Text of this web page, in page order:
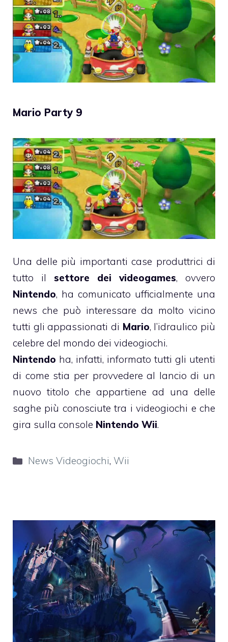
Mario Party 9
Una delle più importanti case produttrici di
tutto il settore dei videogames, ovvero
Nintendo, ha comunicato ufficialmente una
news che può interessare da molto vicino
tutti gli appassionati di Mario, l’idraulico più
celebre del mondo dei videogiochi.
Nintendo ha, infatti, informato tutti gli utenti
di come stia per provvedere al lancio di un
nuovo titolo che appartiene ad una delle
saghe più conosciute tra i videogiochi e che
gira sulla console Nintendo Wii.
Categorie
News Videogiochi, Wii